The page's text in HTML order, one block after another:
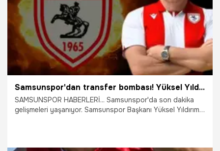
Samsunspor'dan transfer bombası! Yüksel Yıldırım açıkladı, İtalyan milli yıldız geliyor
SAMSUNSPOR HABERLERİ... Samsunspor'da son dakika
gelişmeleri yaşanıyor. Samsunspor Başkanı Yüksel Yıldırım,